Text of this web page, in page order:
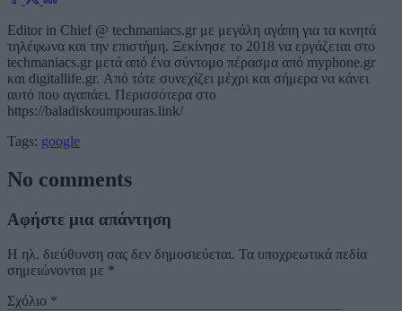
Editor in Chief @ techmaniacs.gr με μεγάλη αγάπη για τα κινητά
τηλέφωνα και την επιστήμη. Ξεκίνησε το 2018 να εργάζεται στο
techmaniacs.gr μετά από ένα σύντομο πέρασμα από myphone.gr
και digitallife.gr. Από τότε συνεχίζει μέχρι και σήμερα να κάνει
αυτό που αγαπάει. Περισσότερα στο
https://baladiskoumpouras.link/
Tags: google
No comments
Αφήστε μια απάντηση
Η ηλ. διεύθυνση σας δεν δημοσιεύεται. Τα υποχρεωτικά πεδία
σημειώνονται με *
Σχόλιο *